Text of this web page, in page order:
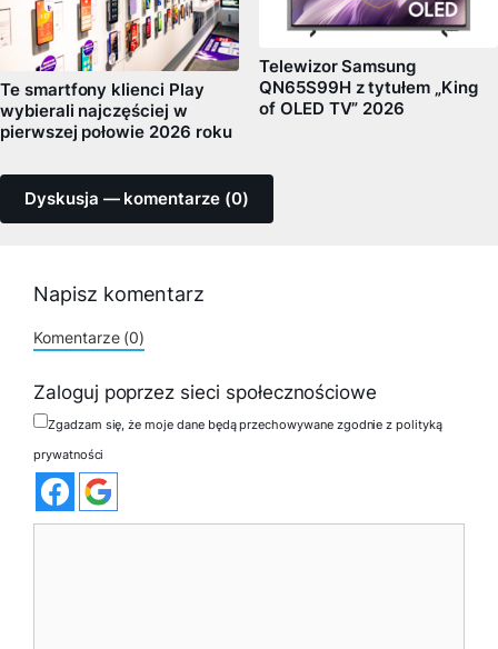
Te smartfony klienci Play
wybierali najczęściej w
pierwszej połowie 2026 roku
Telewizor Samsung
QN65S99H z tytułem „King
of OLED TV” 2026
Dyskusja — komentarze (0)
Napisz komentarz
Komentarze (0)
Zaloguj poprzez sieci społecznościowe
Zgadzam się, że moje dane będą przechowywane zgodnie z polityką
prywatności